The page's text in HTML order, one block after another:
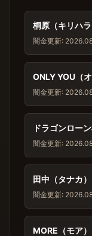
桐原（キリハラ
闇金更新:
ONLY YOU（
闇金更新:
ドラゴンロー
闇金更新:
田中（タナカ）
闇金更新:
MORE（モア）